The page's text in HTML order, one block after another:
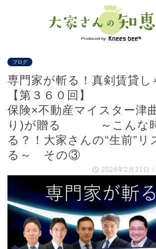
ブログ
専門家が斬る！真剣賃貸し
【第３６０回】
保険×不動産マイスター津
り)が贈る ～こんな時
る？！大家さんの“生前”リ
る～ その③
2024年2月21日 /